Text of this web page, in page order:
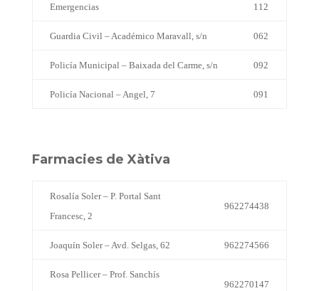
Emergencias 112
Guardia Civil – Académico Maravall, s/n 062
Policía Municipal – Baixada del Carme, s/n 092
Policía Nacional – Angel, 7 091
Farmacies de Xàtiva
Rosalía Soler – P. Portal Sant
Francesc, 2
962274438
Joaquín Soler – Avd. Selgas, 62 962274566
Rosa Pellicer – Prof. Sanchís
962270147